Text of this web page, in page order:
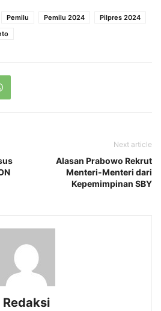
Pemilu Pemilu 2024
Pilpres 2024
Next article
Alasan Prabowo Rekrut
Menteri-Menteri dari
Kepemimpinan SBY
Redaksi